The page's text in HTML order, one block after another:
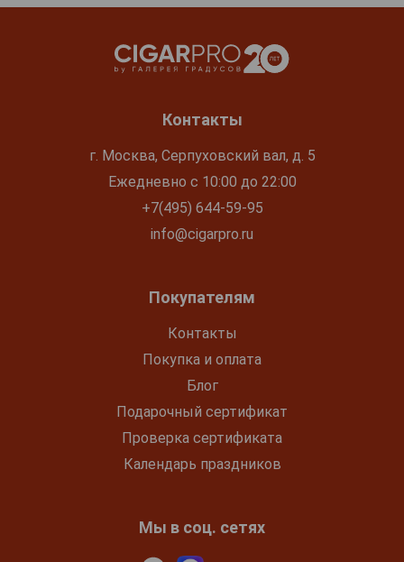
Контакты
г. Москва, Серпуховский вал, д. 5
Ежедневно с 10:00 до 22:00
+7(495) 644-59-95
info@cigarpro.ru
Покупателям
Контакты
Покупка и оплата
Блог
Подарочный сертификат
Проверка сертификата
Календарь праздников
Мы в соц. сетях